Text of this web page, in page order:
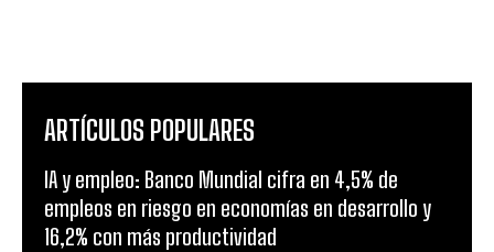
ARTÍCULOS POPULARES
IA y empleo: Banco Mundial cifra en 4,5% de
empleos en riesgo en economías en desarrollo y
16,2% con más productividad